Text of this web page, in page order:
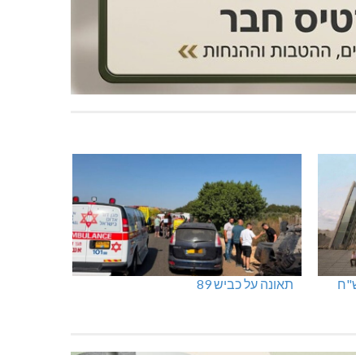
תאונה על כביש 89